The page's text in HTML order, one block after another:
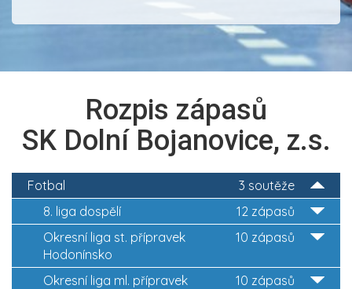
Rozpis zápasů
SK Dolní Bojanovice, z.s.
3 soutěže
Fotbal
12 zápasů
8. liga dospělí
10 zápasů
Okresní liga st. přípravek
Hodonínsko
10 zápasů
Okresní liga ml. přípravek